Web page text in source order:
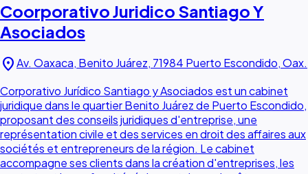
Coorporativo Juridico Santiago Y
Asociados
location_onAv. Oaxaca, Benito Juárez, 71984 Puerto Escondido, Oax.
Corporativo Jurídico Santiago y Asociados est un cabinet
juridique dans le quartier Benito Juárez de Puerto Escondido,
proposant des conseils juridiques d'entreprise, une
représentation civile et des services en droit des affaires aux
sociétés et entrepreneurs de la région. Le cabinet
accompagne ses clients dans la création d'entreprises, les